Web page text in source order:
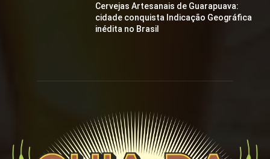
Cervejas Artesanais de Guarapuava:
cidade conquista Indicação Geográfica
inédita no Brasil